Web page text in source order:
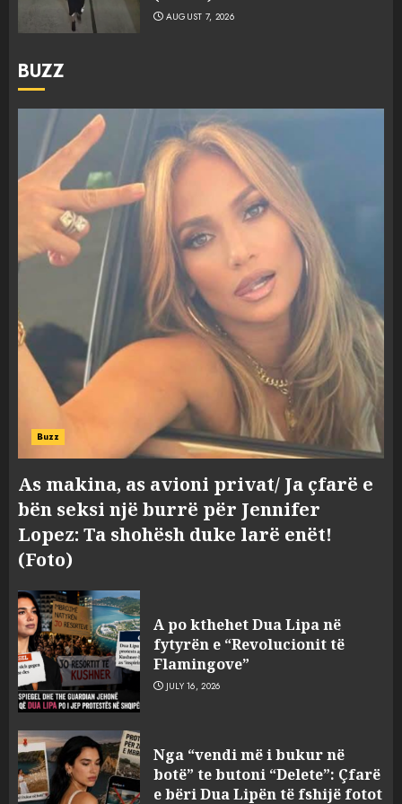
AUGUST 7, 2026
BUZZ
Buzz
As makina, as avioni privat/ Ja çfarë e
bën seksi një burrë për Jennifer
Lopez: Ta shohësh duke larë enët!
(Foto)
A po kthehet Dua Lipa në
fytyrën e “Revolucionit të
Flamingove”
JULY 16, 2026
Nga “vendi më i bukur në
botë” te butoni “Delete”: Çfarë
e bëri Dua Lipën të fshijë fotot
degjeneron në zjarrvënie në
Vlorë, arrestohet 33-vjeçari
(VIDEO)